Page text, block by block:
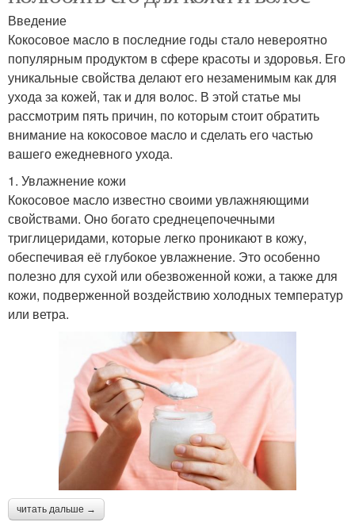
Введение
Кокосовое масло в последние годы стало невероятно
популярным продуктом в сфере красоты и здоровья. Его
уникальные свойства делают его незаменимым как для
ухода за кожей, так и для волос. В этой статье мы
рассмотрим пять причин, по которым стоит обратить
внимание на кокосовое масло и сделать его частью
вашего ежедневного ухода.
1. Увлажнение кожи
Кокосовое масло известно своими увлажняющими
свойствами. Оно богато среднецепочечными
триглицеридами, которые легко проникают в кожу,
обеспечивая её глубокое увлажнение. Это особенно
полезно для сухой или обезвоженной кожи, а также для
кожи, подверженной воздействию холодных температур
или ветра.
читать дальше →